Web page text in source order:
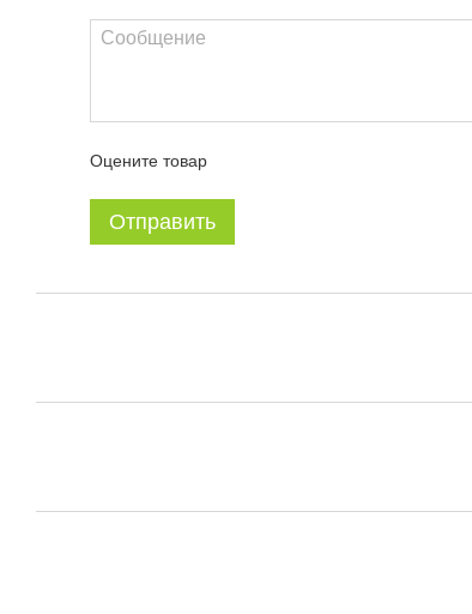
Оцените товар
Отправить